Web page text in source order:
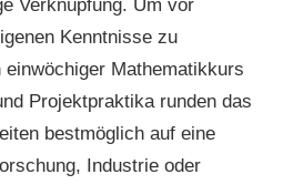
Verknüpfung. Um vor
Kenntnisse zu
Mathematikkurs
Projektpraktika runden das
bestmöglich auf eine
Industrie oder